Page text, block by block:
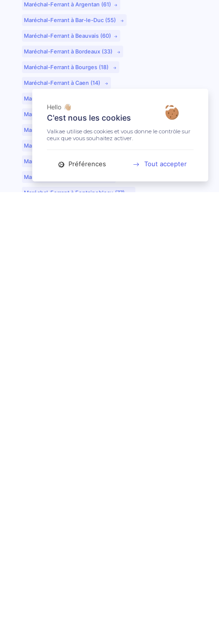
Maréchal-Ferrant à Argentan (61)
Maréchal-Ferrant à Bar-le-Duc (55)
Maréchal-Ferrant à Beauvais (60)
Maréchal-Ferrant à Bordeaux (33)
Maréchal-Ferrant à Bourges (18)
Maréchal-Ferrant à Caen (14)
Maréchal-Ferrant à Chartres (28)
Maréchal-Ferrant à Cherbourg (50)
Maréchal-Ferrant à Clermont-Ferrand (63)
Maréchal-Ferrant à Colmar (68)
Maréchal-Ferrant à Dijon (21)
Maréchal-Ferrant à Evreux (27)
Maréchal-Ferrant à Fontainebleau (77)
Hello 👋🏼
C'est nous les cookies
Valkae utilise des cookies et vous donne le contrôle sur
ceux que vous souhaitez activer.
Préférences Tout accepter